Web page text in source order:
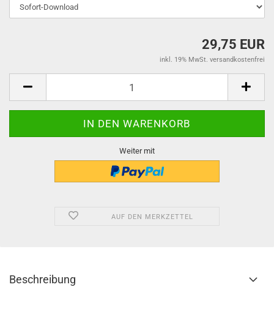
29,75 EUR
inkl. 19% MwSt. versandkostenfrei
Weiter mit
AUF DEN MERKZETTEL
Beschreibung